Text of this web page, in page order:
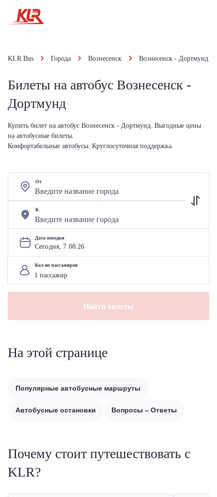
KLR Bus Города Вознесенск Вознесенск - Дортмунд
Билеты на автобус Вознесенск -
Дортмунд
Купить билет на автобус Вознесенск - Дортмунд. Выгодные цены
на автобусные билеты.
Комфортабельные автобусы. Круглосуточная поддержка.
От
К
Дата поездки
Сегодня, 7.08.26
Кол-во пассажиров
Найти билеты
На этой странице
Популярные автобусные маршруты
Автобусные остановки Вопросы – Ответы
Почему стоит путешествовать с
KLR?